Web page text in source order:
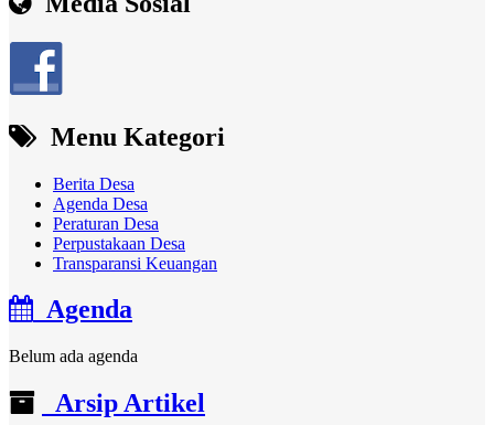
Menu Kategori
Berita Desa
Agenda Desa
Peraturan Desa
Perpustakaan Desa
Transparansi Keuangan
Agenda
Belum ada agenda
Arsip Artikel